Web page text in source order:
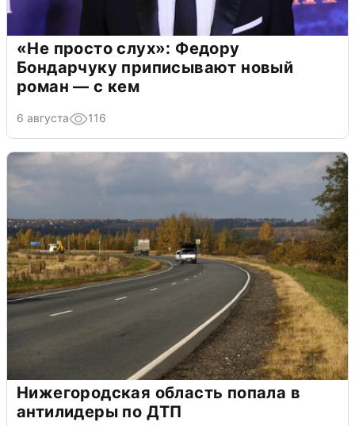
«Не просто слух»: Федору
Бондарчуку приписывают новый
роман — с кем
6 августа 116
Нижегородская область попала в
антилидеры по ДТП